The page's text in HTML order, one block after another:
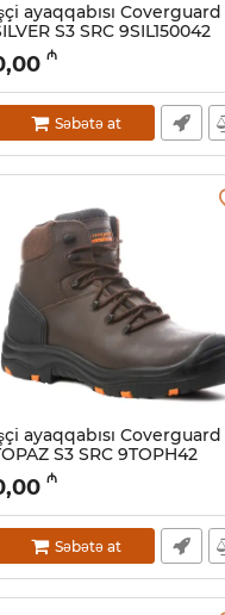
ayaqqabısı Coverguard
S3 SRC 9SIL150042
028001039
₼
Səbətə at
ayaqqabısı Coverguard
S3 SRC 9TOPH42
028001035
₼
Səbətə at